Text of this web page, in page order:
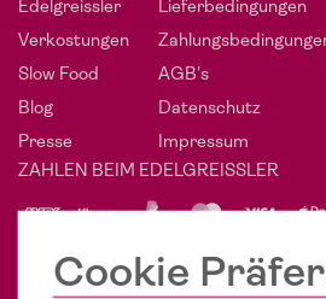
Edelgreissler
Verkostungen
Slow Food
Blog
Presse
Lieferbedingungen
AGB's
Datenschutz
Impressum
POST VOM
ZAHLEN BEIM EDELGREISSLER
Cookie